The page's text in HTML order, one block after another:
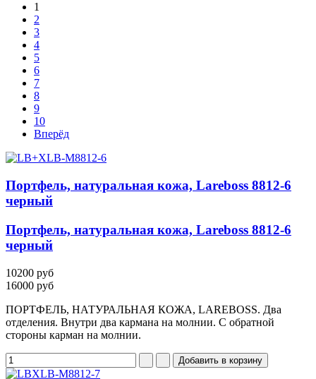
1
2
3
4
5
6
7
8
9
10
Вперёд
Портфель, натуральная кожа, Lareboss 8812-6
черный
Портфель, натуральная кожа, Lareboss 8812-6
черный
10200 руб
16000 руб
ПОРТФЕЛЬ, НАТУРАЛЬНАЯ КОЖА, LAREBOSS. Два
отделения. Внутри два кармана на молнии. С обратной
стороны карман на молнии.